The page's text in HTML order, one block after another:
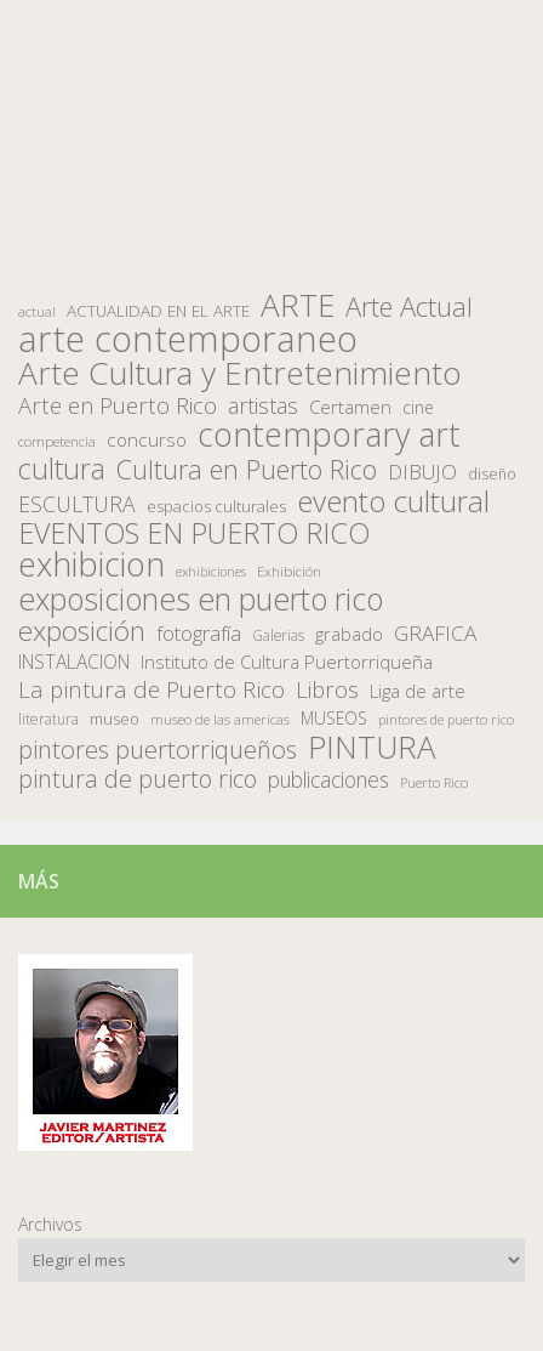
actual ACTUALIDAD EN EL ARTE ARTE Arte Actual
arte contemporaneo
Arte Cultura y Entretenimiento
Arte en Puerto Rico artistas Certamen cine
competencia concurso contemporary art
cultura Cultura en Puerto Rico DIBUJO diseño
ESCULTURA espacios culturales evento cultural
EVENTOS EN PUERTO RICO
exhibicion exhibiciones Exhibición
exposiciones en puerto rico
exposición fotografía Galerias grabado GRAFICA
INSTALACION Instituto de Cultura Puertorriqueña
La pintura de Puerto Rico Libros Liga de arte
literatura museo museo de las americas MUSEOS pintores de puerto rico
pintores puertorriqueños PINTURA
pintura de puerto rico publicaciones Puerto Rico
MÁS
Archivos